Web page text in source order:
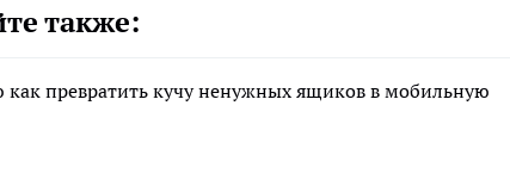
также:
как превратить кучу ненужных ящиков в мобильную